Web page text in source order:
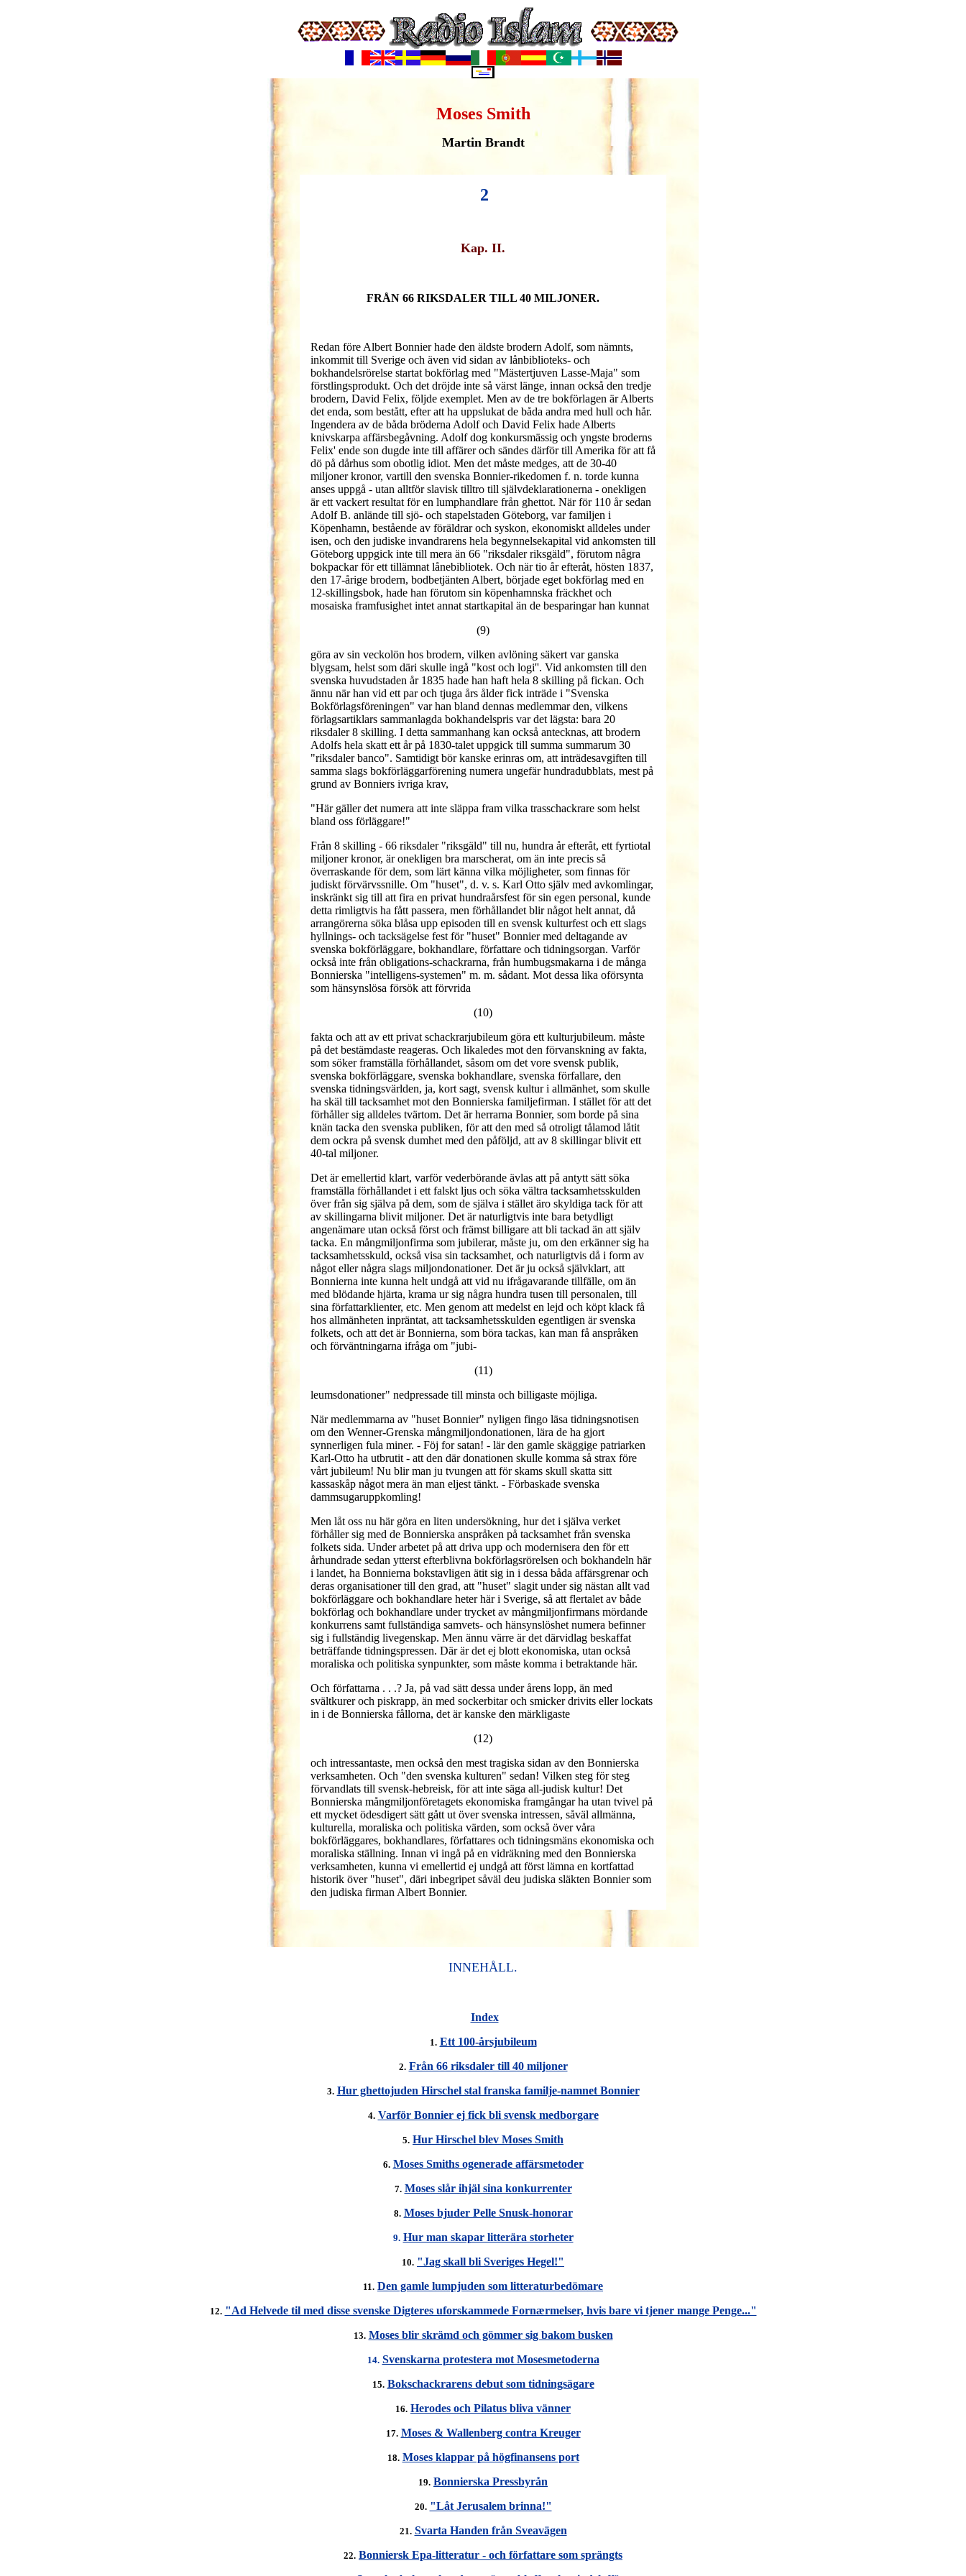
Moses Smith
Martin Brandt
2
Kap. II.
FRÅN 66 RIKSDALER TILL 40 MILJONER.
Redan före Albert Bonnier hade den äldste brodern Adolf, som nämnts,
inkommit till Sverige och även vid sidan av lånbiblioteks- och
bokhandelsrörelse startat bokförlag med "Mästertjuven Lasse-Maja" som
förstlingsprodukt. Och det dröjde inte så värst länge, innan också den tredje
brodern, David Felix, följde exemplet. Men av de tre bokförlagen är Alberts
det enda, som bestått, efter att ha uppslukat de båda andra med hull och hår.
Ingendera av de båda bröderna Adolf och David Felix hade Alberts
knivskarpa affärsbegåvning. Adolf dog konkursmässig och yngste broderns
Felix' ende son dugde inte till affärer och sändes därför till Amerika för att få
dö på dårhus som obotlig idiot. Men det måste medges, att de 30-40
miljoner kronor, vartill den svenska Bonnier-rikedomen f. n. torde kunna
anses uppgå - utan alltför slavisk tilltro till självdeklarationerna - onekligen
är ett vackert resultat för en lumphandlare från ghettot. När för 110 år sedan
Adolf B. anlände till sjö- och stapelstaden Göteborg, var familjen i
Köpenhamn, bestående av föräldrar och syskon, ekonomiskt alldeles under
isen, och den judiske invandrarens hela begynnelsekapital vid ankomsten till
Göteborg uppgick inte till mera än 66 "riksdaler riksgäld", förutom några
bokpackar för ett tillämnat lånebibliotek. Och när tio år efteråt, hösten 1837,
den 17-årige brodern, bodbetjänten Albert, började eget bokförlag med en
12-skillingsbok, hade han förutom sin köpenhamnska fräckhet och
mosaiska framfusighet intet annat startkapital än de besparingar han kunnat
(9)
göra av sin veckolön hos brodern, vilken avlöning säkert var ganska
blygsam, helst som däri skulle ingå "kost och logi''. Vid ankomsten till den
svenska huvudstaden år 1835 hade han haft hela 8 skilling på fickan. Och
ännu när han vid ett par och tjuga års ålder fick inträde i "Svenska
Bokförlagsföreningen" var han bland dennas medlemmar den, vilkens
förlagsartiklars sammanlagda bokhandelspris var det lägsta: bara 20
riksdaler 8 skilling. I detta sammanhang kan också antecknas, att brodern
Adolfs hela skatt ett år på 1830-talet uppgick till summa summarum 30
"riksdaler banco". Samtidigt bör kanske erinras om, att inträdesavgiften till
samma slags bokförläggarförening numera ungefär hundradubblats, mest på
grund av Bonniers ivriga krav,
"Här gäller det numera att inte släppa fram vilka trasschackrare som helst
bland oss förläggare!"
Från 8 skilling - 66 riksdaler "riksgäld" till nu, hundra år efteråt, ett fyrtiotal
miljoner kronor, är onekligen bra marscherat, om än inte precis så
överraskande för dem, som lärt känna vilka möjligheter, som finnas för
judiskt förvärvssnille. Om "huset", d. v. s. Karl Otto själv med avkomlingar,
inskränkt sig till att fira en privat hundraårsfest för sin egen personal, kunde
detta rimligtvis ha fått passera, men förhållandet blir något helt annat, då
arrangörerna söka blåsa upp episoden till en svensk kulturfest och ett slags
hyllnings- och tacksägelse fest för "huset" Bonnier med deltagande av
svenska bokförläggare, bokhandlare, författare och tidningsorgan. Varför
också inte från obligations-schackrarna, från humbugsmakarna i de många
Bonnierska "intelligens-systemen" m. m. sådant. Mot dessa lika oförsynta
som hänsynslösa försök att förvrida
(10)
fakta och att av ett privat schackrarjubileum göra ett kulturjubileum. måste
på det bestämdaste reageras. Och likaledes mot den förvanskning av fakta,
som söker framställa förhållandet, såsom om det vore svensk publik,
svenska bokförläggare, svenska bokhandlare, svenska förfallare, den
svenska tidningsvärlden, ja, kort sagt, svensk kultur i allmänhet, som skulle
ha skäl till tacksamhet mot den Bonnierska familjefirman. I stället för att det
förhåller sig alldeles tvärtom. Det är herrarna Bonnier, som borde på sina
knän tacka den svenska publiken, för att den med så otroligt tålamod låtit
dem ockra på svensk dumhet med den påföljd, att av 8 skillingar blivit ett
40-tal miljoner.
Det är emellertid klart, varför vederbörande ävlas att på antytt sätt söka
framställa förhållandet i ett falskt ljus och söka vältra tacksamhetsskulden
över från sig själva på dem, som de själva i stället äro skyldiga tack för att
av skillingarna blivit miljoner. Det är naturligtvis inte bara betydligt
angenämare utan också först och främst billigare att bli tackad än att själv
tacka. En mångmiljonfirma som jubilerar, måste ju, om den erkänner sig ha
tacksamhetsskuld, också visa sin tacksamhet, och naturligtvis då i form av
något eller några slags miljondonationer. Det är ju också självklart, att
Bonnierna inte kunna helt undgå att vid nu ifrågavarande tillfälle, om än
med blödande hjärta, krama ur sig några hundra tusen till personalen, till
sina författarklienter, etc. Men genom att medelst en lejd och köpt klack få
hos allmänheten inpräntat, att tacksamhetsskulden egentligen är svenska
folkets, och att det är Bonnierna, som böra tackas, kan man få anspråken
och förväntningarna ifråga om "jubi-
(11)
leumsdonationer" nedpressade till minsta och billigaste möjliga.
När medlemmarna av "huset Bonnier" nyligen fingo läsa tidningsnotisen
om den Wenner-Grenska mångmiljondonationen, lära de ha gjort
synnerligen fula miner. - Föj for satan! - lär den gamle skäggige patriarken
Karl-Otto ha utbrutit - att den där donationen skulle komma så strax före
vårt jubileum! Nu blir man ju tvungen att för skams skull skatta sitt
kassaskåp något mera än man eljest tänkt. - Förbaskade svenska
dammsugaruppkomling!
Men låt oss nu här göra en liten undersökning, hur det i själva verket
förhåller sig med de Bonnierska anspråken på tacksamhet från svenska
folkets sida. Under arbetet på att driva upp och modernisera den för ett
århundrade sedan ytterst efterblivna bokförlagsrörelsen och bokhandeln här
i landet, ha Bonnierna bokstavligen ätit sig in i dessa båda affärsgrenar och
deras organisationer till den grad, att "huset" slagit under sig nästan allt vad
bokförläggare och bokhandlare heter här i Sverige, så att flertalet av både
bokförlag och bokhandlare under trycket av mångmiljonfirmans mördande
konkurrens samt fullständiga samvets- och hänsynslöshet numera befinner
sig i fullständig livegenskap. Men ännu värre är det därvidlag beskaffat
beträffande tidningspressen. Där är det ej blott ekonomiska, utan också
moraliska och politiska synpunkter, som måste komma i betraktande här.
Och författarna . . .? Ja, på vad sätt dessa under årens lopp, än med
svältkurer och piskrapp, än med sockerbitar och smicker drivits eller lockats
in i de Bonnierska fållorna, det är kanske den märkligaste
(12)
och intressantaste, men också den mest tragiska sidan av den Bonnierska
verksamheten. Och "den svenska kulturen" sedan! Vilken steg för steg
förvandlats till svensk-hebreisk, för att inte säga all-judisk kultur! Det
Bonnierska mångmiljonföretagets ekonomiska framgångar ha utan tvivel på
ett mycket ödesdigert sätt gått ut över svenska intressen, såväl allmänna,
kulturella, moraliska och politiska värden, som också över våra
bokförläggares, bokhandlares, författares och tidningsmäns ekonomiska och
moraliska ställning. Innan vi ingå på en vidräkning med den Bonnierska
verksamheten, kunna vi emellertid ej undgå att först lämna en kortfattad
historik över "huset", däri inbegripet såväl deu judiska släkten Bonnier som
den judiska firman Albert Bonnier.
INNEHÅLL.
Index
1. Ett 100-årsjubileum
2. Från 66 riksdaler till 40 miljoner
3. Hur ghettojuden Hirschel stal franska familje-namnet Bonnier
4. Varför Bonnier ej fick bli svensk medborgare
5. Hur Hirschel blev Moses Smith
6. Moses Smiths ogenerade affärsmetoder
7. Moses slår ihjäl sina konkurrenter
8. Moses bjuder Pelle Snusk-honorar
9. Hur man skapar litterära storheter
10. "Jag skall bli Sveriges Hegel!"
11. Den gamle lumpjuden som litteraturbedömare
12. "Ad Helvede til med disse svenske Digteres uforskammede Fornærmelser, hvis bare vi tjener mange Penge..."
13. Moses blir skrämd och gömmer sig bakom busken
14. Svenskarna protestera mot Mosesmetoderna
15. Bokschackrarens debut som tidningsägare
16. Herodes och Pilatus bliva vänner
17. Moses & Wallenberg contra Kreuger
18. Moses klappar på högfinansens port
19. Bonnierska Pressbyrån
20. "Låt Jerusalem brinna!"
21. Svarta Handen från Sveavägen
22. Bonniersk Epa-litteratur - och författare som sprängts